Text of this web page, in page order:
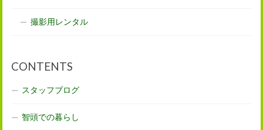
撮影用レンタル
CONTENTS
スタッフブログ
智頭での暮らし